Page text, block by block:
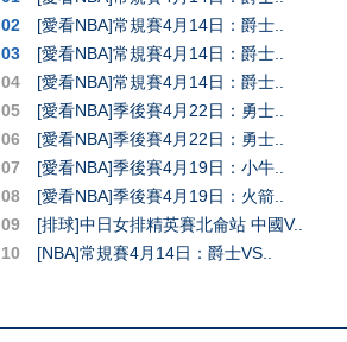
02
[愛看NBA]常規賽4月14日：爵士..
03
[愛看NBA]常規賽4月14日：爵士..
04
[愛看NBA]常規賽4月14日：爵士..
05
[愛看NBA]季後賽4月22日：勇士..
06
[愛看NBA]季後賽4月22日：勇士..
07
[愛看NBA]季後賽4月19日：小牛..
08
[愛看NBA]季後賽4月19日：火箭..
09
[排球]中日女排精英賽北侖站 中國V..
10
[NBA]常規賽4月14日：爵士VS..